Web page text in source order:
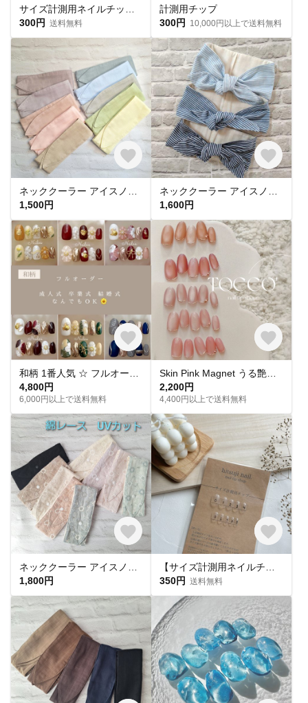
300円 送料無料
計測用チップ
300円
10,000円以上で送料無料
1,500円
1,600円
4,800円
6,000円以上で送料無料
2,200円
4,400円以上で送料無料
1,800円
350円 送料無料